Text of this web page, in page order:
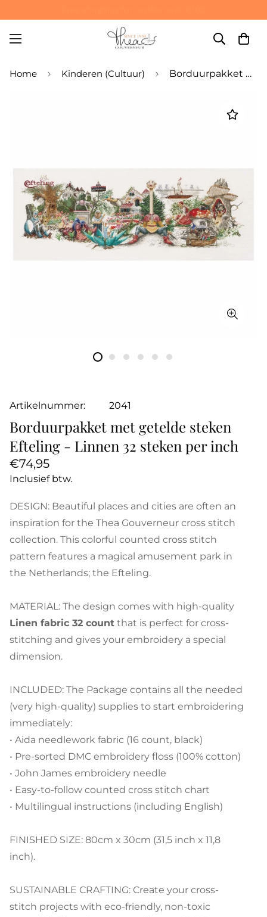
Home Kinderen (Cultuur) Borduurpakket met getelde steken Efteling - Linnen 32 steken per inch
Artikelnummer: 2041
Borduurpakket met getelde steken
Efteling - Linnen 32 steken per inch
Normale
prijs
€74,95
Inclusief btw.
DESIGN: Beautiful places and cities are often an
inspiration for the Thea Gouverneur cross stitch
collection. This colorful counted cross stitch
pattern features a magical amusement park in
the Netherlands; the Efteling.
MATERIAL: The design comes with high-quality
Linen fabric 32 count that is perfect for cross-
stitching and gives your embroidery a special
dimension.
INCLUDED: The Package contains all the needed
(very high-quality) supplies to start embroidering
immediately:
• Aida needlework fabric (16 count, black)
• Pre-sorted DMC embroidery floss (100% cotton)
• John James embroidery needle
• Easy-to-follow counted cross stitch chart
• Multilingual instructions (including English)
FINISHED SIZE: 80cm x 30cm (31,5 inch x 11,8
inch).
SUSTAINABLE CRAFTING: Create your cross-
stitch projects with eco-friendly, non-toxic